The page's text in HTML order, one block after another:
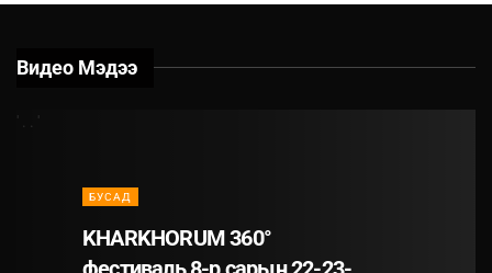
Видео Мэдээ
' . . '
БУСАД
KHARKHORUM 360°